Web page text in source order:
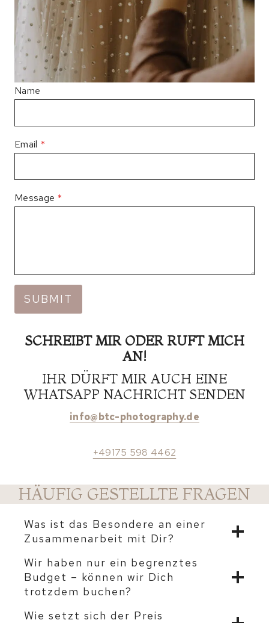
Name
Email *
Message *
SUBMIT
SCHREIBT MIR ODER RUFT MICH
AN!
IHR DÜRFT MIR AUCH EINE
WHATSAPP NACHRICHT SENDEN
info@btc-photography.de
+49175 598 4462
HÄUFIG GESTELLTE FRAGEN
Was ist das Besondere an einer
Zusammenarbeit mit Dir?
Wir haben nur ein begrenztes
Budget – können wir Dich
trotzdem buchen?
Wie setzt sich der Preis